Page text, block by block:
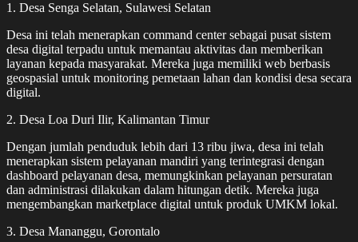
1. Desa Senga Selatan, Sulawesi Selatan
Desa ini telah menerapkan command center sebagai pusat sistem
desa digital terpadu untuk memantau aktivitas dan memberikan
layanan kepada masyarakat. Mereka juga memiliki web berbasis
geospasial untuk monitoring pemetaan lahan dan kondisi desa secara
digital.
2. Desa Loa Duri Ilir, Kalimantan Timur
Dengan jumlah penduduk lebih dari 13 ribu jiwa, desa ini telah
menerapkan sistem pelayanan mandiri yang terintegrasi dengan
dashboard pelayanan desa, memungkinkan pelayanan persuratan
dan administrasi dilakukan dalam hitungan detik. Mereka juga
mengembangkan marketplace digital untuk produk UMKM lokal.
3. Desa Mananggu, Gorontalo